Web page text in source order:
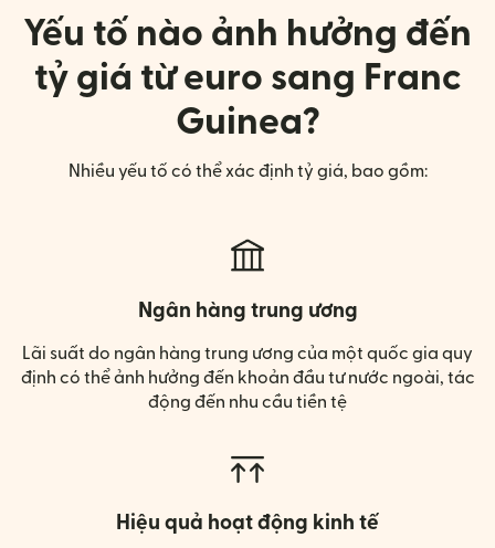
Yếu tố nào ảnh hưởng đến
tỷ giá từ euro sang Franc
Guinea?
Nhiều yếu tố có thể xác định tỷ giá, bao gồm:
Ngân hàng trung ương
Lãi suất do ngân hàng trung ương của một quốc gia quy
định có thể ảnh hưởng đến khoản đầu tư nước ngoài, tác
động đến nhu cầu tiền tệ
Hiệu quả hoạt động kinh tế